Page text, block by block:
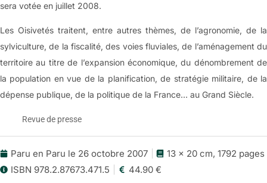
sera votée en juillet 2008.
Les Oisivetés traitent, entre autres thèmes, de l’agronomie, de la
sylviculture, de la fiscalité, des voies fluviales, de l’aménagement du
territoire au titre de l’expansion économique, du dénombrement de
la population en vue de la planification, de stratégie militaire, de la
dépense publique, de la politique de la France… au Grand Siècle.
Revue de presse
Les Oisivetés de Monsieur de Vauban
(Le Figaro, 25 octobre 2007)
Paru en Paru le 26 octobre 2007
13 x 20 cm, 1792 pages
ISBN 978.2.87673.471.5
44.90 €